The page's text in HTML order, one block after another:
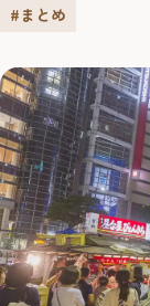
#まとめ